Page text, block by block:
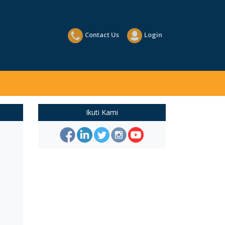
Contact Us Login
Ikuti Kami